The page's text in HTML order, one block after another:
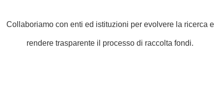
Collaboriamo con enti ed istituzioni per evolvere la ricerca e
rendere trasparente il processo di raccolta fondi.